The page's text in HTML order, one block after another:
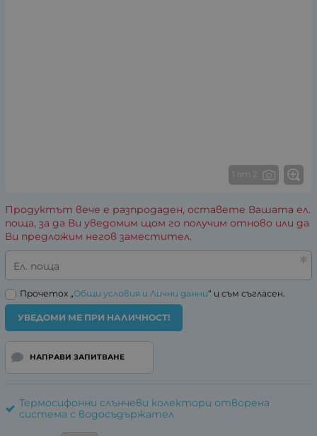
1 от 2
Продуктът вече е разпродаден, оставете Вашата ел.
поща, за да Ви уведомим щом го получим отново или да
Ви предложим негов заместител.
Ел. поща
Прочетох „Общи условия и Лични данни“ и съм съгласен.
УВЕДОМИ МЕ ПРИ НАЛИЧНОСТ!
НАПРАВИ ЗАПИТВАНЕ
Термосифонни слънчеви колектори отворена
система с водосъдържател